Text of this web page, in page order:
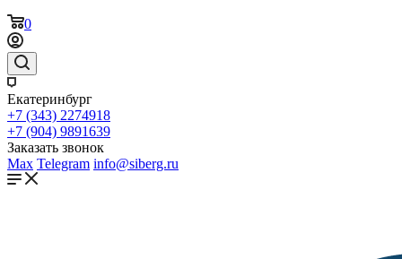
0
Екатеринбург
+7 (343) 2274918
+7 (904) 9891639
Заказать звонок
Max Telegram info@siberg.ru